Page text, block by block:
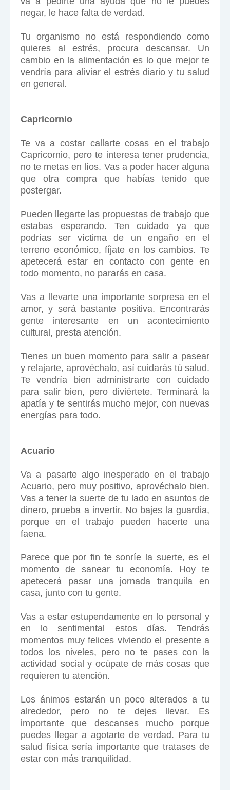
negar, le hace falta de verdad.
Tu organismo no está respondiendo como
quieres al estrés, procura descansar. Un
cambio en la alimentación es lo que mejor te
vendría para aliviar el estrés diario y tu salud
en general.
Capricornio
Te va a costar callarte cosas en el trabajo
Capricornio, pero te interesa tener prudencia,
no te metas en líos. Vas a poder hacer alguna
que otra compra que habías tenido que
postergar.
Pueden llegarte las propuestas de trabajo que
estabas esperando. Ten cuidado ya que
podrías ser víctima de un engaño en el
terreno económico, fíjate en los cambios. Te
apetecerá estar en contacto con gente en
todo momento, no pararás en casa.
Vas a llevarte una importante sorpresa en el
amor, y será bastante positiva. Encontrarás
gente interesante en un acontecimiento
cultural, presta atención.
Tienes un buen momento para salir a pasear
y relajarte, aprovéchalo, así cuidarás tú salud.
Te vendría bien administrarte con cuidado
para salir bien, pero diviértete. Terminará la
apatía y te sentirás mucho mejor, con nuevas
energías para todo.
Acuario
Va a pasarte algo inesperado en el trabajo
Acuario, pero muy positivo, aprovéchalo bien.
Vas a tener la suerte de tu lado en asuntos de
dinero, prueba a invertir. No bajes la guardia,
porque en el trabajo pueden hacerte una
faena.
Parece que por fin te sonríe la suerte, es el
momento de sanear tu economía. Hoy te
apetecerá pasar una jornada tranquila en
casa, junto con tu gente.
Vas a estar estupendamente en lo personal y
en lo sentimental estos días. Tendrás
momentos muy felices viviendo el presente a
todos los niveles, pero no te pases con la
actividad social y ocúpate de más cosas que
requieren tu atención.
Los ánimos estarán un poco alterados a tu
alrededor, pero no te dejes llevar. Es
importante que descanses mucho porque
puedes llegar a agotarte de verdad. Para tu
salud física sería importante que tratases de
estar con más tranquilidad.